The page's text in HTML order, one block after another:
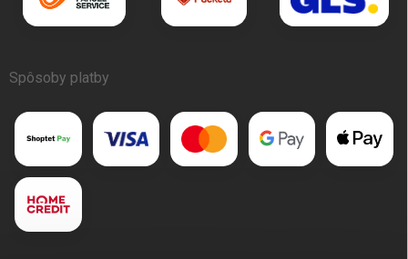
Spôsoby platby